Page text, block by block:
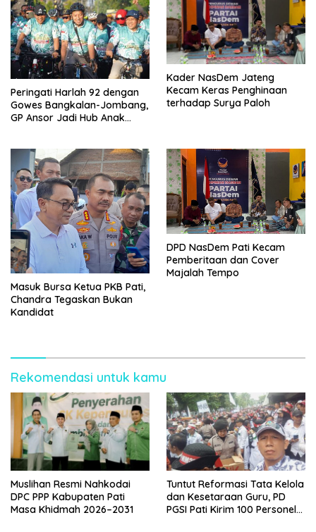
Peringati Harlah 92 dengan
Gowes Bangkalan-Jombang,
GP Ansor Jadi Hub Anak
Kader NasDem Jateng
Kecam Keras Penghinaan
terhadap Surya Paloh
Masuk Bursa Ketua PKB Pati,
Chandra Tegaskan Bukan
Kandidat
DPD NasDem Pati Kecam
Pemberitaan dan Cover
Majalah Tempo
Rekomendasi untuk kamu
Muslihan Resmi Nahkodai
DPC PPP Kabupaten Pati
Masa Khidmah 2026–2031
Tuntut Reformasi Tata Kelola
dan Kesetaraan Guru, PD
PGSI Pati Kirim 100 Personel